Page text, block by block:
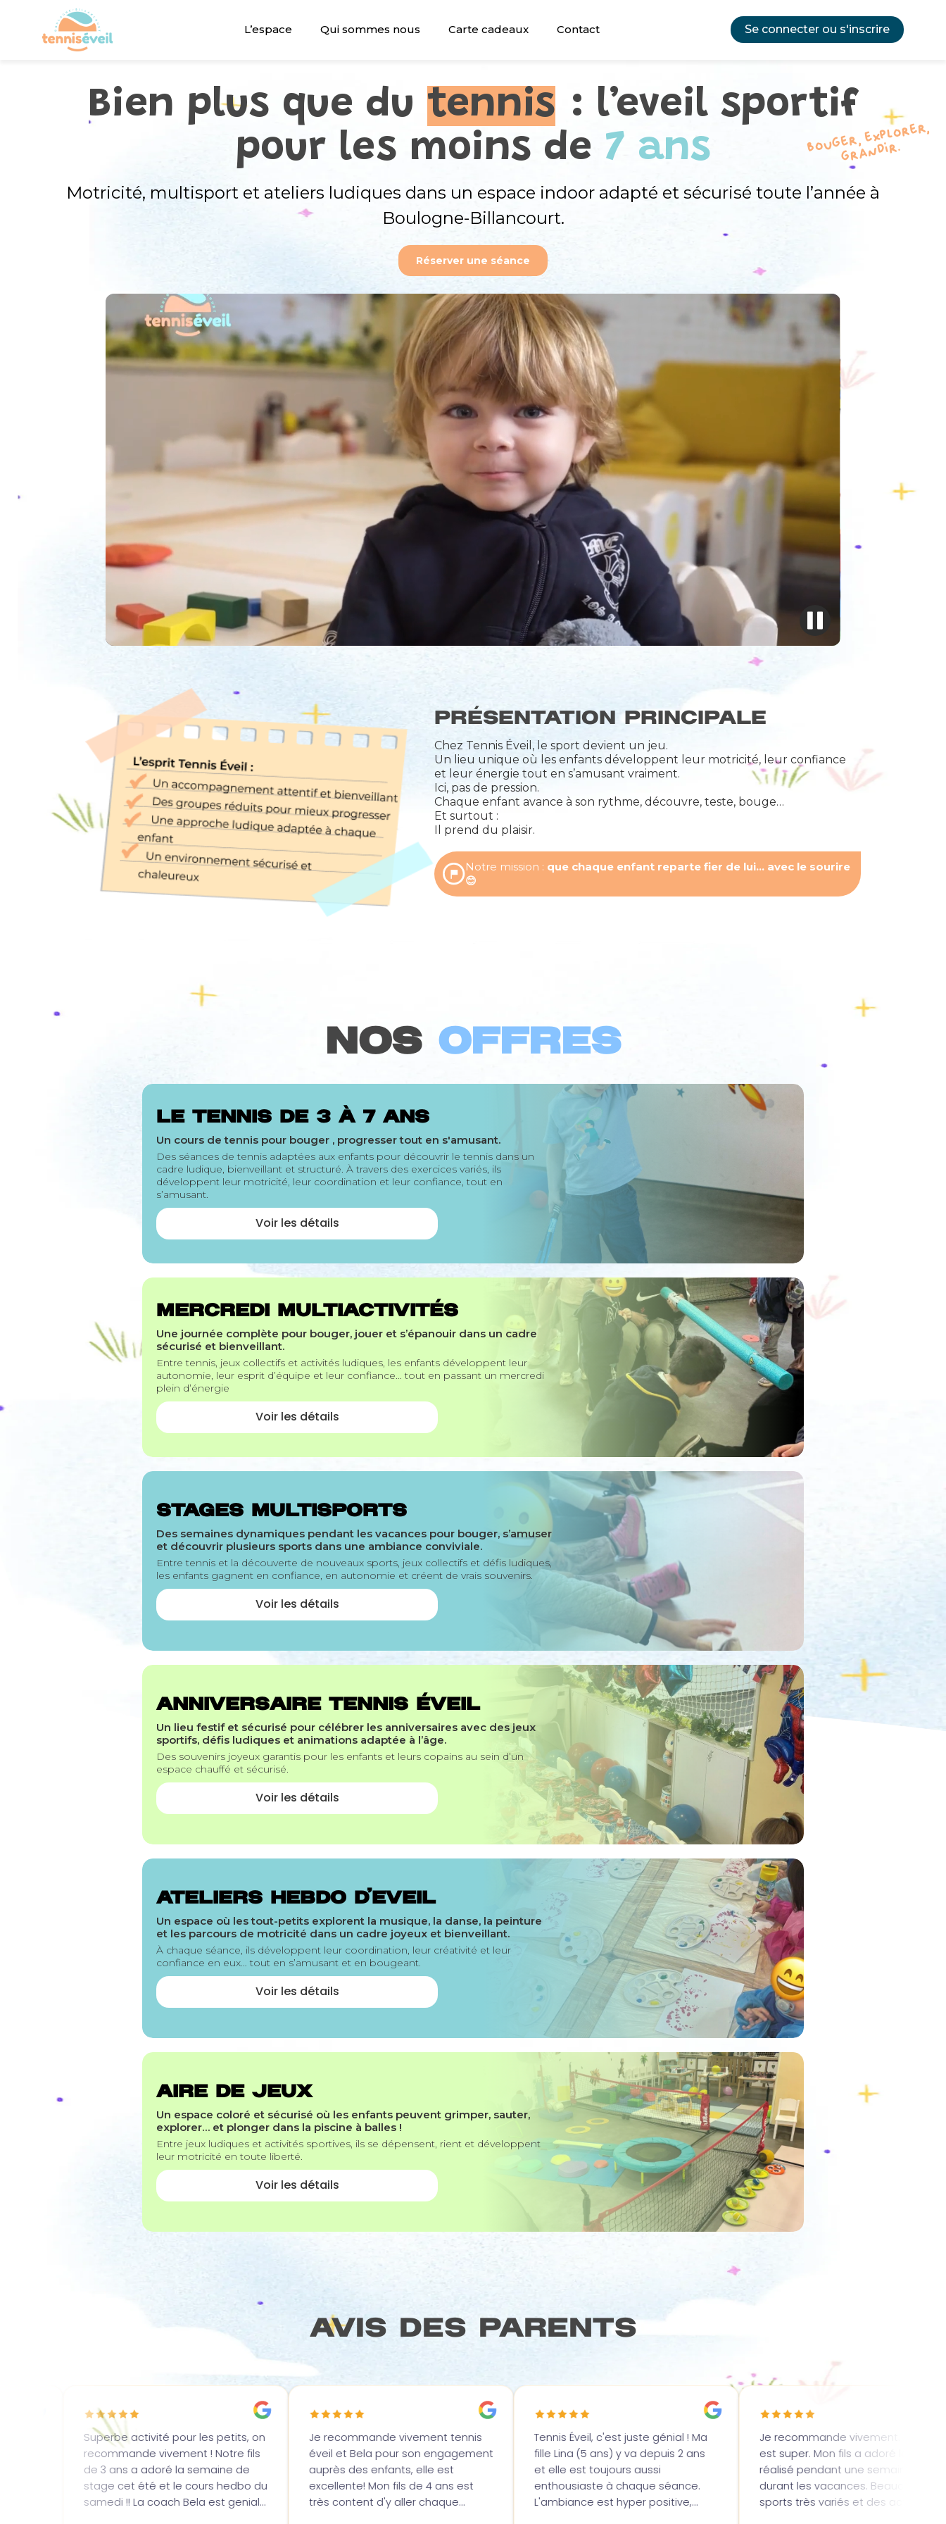
L’espace Qui sommes nous Carte cadeaux Contact Se connecter ou s'inscrire
Bien plus que du tennis : l’eveil sportif
pour les moins de 7 ans
Motricité, multisport et ateliers ludiques dans un espace indoor adapté et sécurisé toute l’année à
Boulogne-Billancourt.
Réserver une séance
Bouger, explorer,
grandir.
Présentation principale
Chez Tennis Éveil, le sport devient un jeu.
Un lieu unique où les enfants développent leur motricité, leur confiance
et leur énergie tout en s’amusant vraiment.
Ici, pas de pression.
Chaque enfant avance à son rythme, découvre, teste, bouge…
Et surtout :
Il prend du plaisir.
Notre mission : que chaque enfant reparte fier de lui… avec le sourire
😊
NOS OFFRES
Le tennis de 3 à 7 ans
Un cours de tennis pour bouger , progresser tout en s'amusant.
Des séances de tennis adaptées aux enfants pour découvrir le tennis dans un
cadre ludique, bienveillant et structuré. À travers des exercices variés, ils
développent leur motricité, leur coordination et leur confiance, tout en
s’amusant.
Voir les détails
MERCREDI MULTIACTIVITÉS
Une journée complète pour bouger, jouer et s’épanouir dans un cadre
sécurisé et bienveillant.
Entre tennis, jeux collectifs et activités ludiques, les enfants développent leur
autonomie, leur esprit d’équipe et leur confiance… tout en passant un mercredi
plein d’énergie
Voir les détails
STAGES MULTISPORTS
Des semaines dynamiques pendant les vacances pour bouger, s’amuser
et découvrir plusieurs sports dans une ambiance conviviale.
Entre tennis et la découverte de nouveaux sports, jeux collectifs et défis ludiques,
les enfants gagnent en confiance, en autonomie et créent de vrais souvenirs.
Voir les détails
ANNIVERSAIRE TENNIS ÉVEIL
Un lieu festif et sécurisé pour célébrer les anniversaires avec des jeux
sportifs, défis ludiques et animations adaptée à l’âge.
Des souvenirs joyeux garantis pour les enfants et leurs copains au sein d’un
espace chauffé et sécurisé.
Voir les détails
ATELIERS HEBDO D’EVEIL
Un espace où les tout-petits explorent la musique, la danse, la peinture
et les parcours de motricité dans un cadre joyeux et bienveillant.
À chaque séance, ils développent leur coordination, leur créativité et leur
confiance en eux… tout en s’amusant et en bougeant.
Voir les détails
AIRE DE JEUX
Un espace coloré et sécurisé où les enfants peuvent grimper, sauter,
explorer… et plonger dans la piscine à balles !
Entre jeux ludiques et activités sportives, ils se dépensent, rient et développent
leur motricité en toute liberté.
Voir les détails
Avis des parents
activité pour les petits, on
vivement ! Notre fils
a adoré la semaine de
été et le cours hedbo du
!! La coach Bela est geniale
Je recommande vivement tennis
éveil et Bela pour son engagement
auprès des enfants, elle est
excellente! Mon fils de 4 ans est
très content d'y aller chaque
Tennis Éveil, c'est juste génial ! Ma
fille Lina (5 ans) y va depuis 2 ans
et elle est toujours aussi
enthousiaste à chaque séance.
L'ambiance est hyper positive,
Je recommande vivement. Bella
est super. Mon fils a adoré le stage
réalisé pendant une semaine
durant les vacances. Beaucoup de
sports très variés et des activités
est extra avec
fait découvrir
un esprit de
partage mais